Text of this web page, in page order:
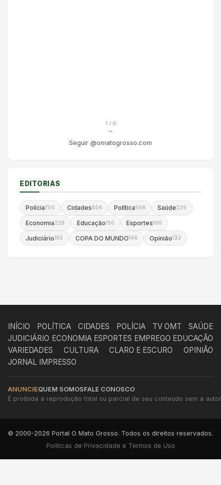
1 / 6
Seguir @omatogrosso.com
EDITORIAS
Polícia705 Cidades604 Política546 Saúde229
Economia228 Educação190 Esportes166
Judiciário165 COPA DO MUNDO146 Opinião133
INÍCIO POLÍTICA CIDADES POLÍCIA TV OMT
SAÚDE
JUDICIÁRIO ECONOMIA ESPORTES EMPREGO EDUCAÇÃO
VARIEDADES
CULTURA CLARO E ESCURO
OPINIÃO
JORNAL IMPRESSO
ANUNCIEQUEM SOMOSFALE CONOSCO
É proibida a reprodução total ou parcial de seu conteúdo sem a
© 2000-2026 Portal O Mato Grosso. Todos os direitos reservados.
Políticas de Privacidade e Termos de Uso